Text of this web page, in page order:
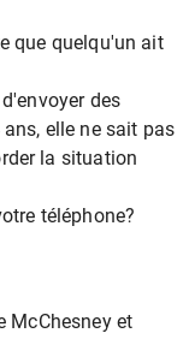
que quelqu'un ait
des
elle ne sait pas
la situation
téléphone?
McChesney et